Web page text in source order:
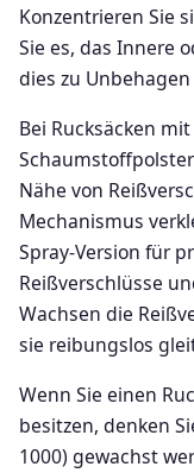
Konzentrieren Sie
Sie es, das Innere
dies zu
Bei Rucksäcken
Nähe von
Mechanismus
Spray-Version für
Reißverschlüsse
Wachsen die
sie reibungslos
Wenn Sie einen
besitzen, denken
1000) gewachst